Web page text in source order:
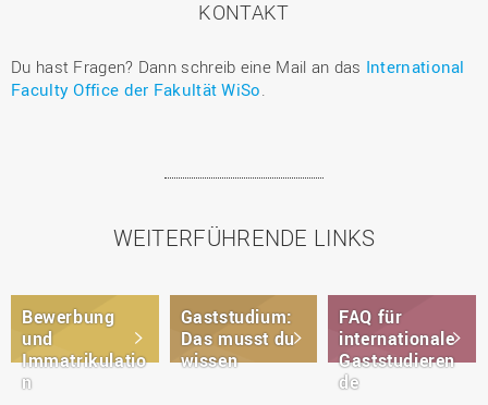
KONTAKT
Du hast Fragen? Dann schreib eine Mail an das International
Faculty Office der Fakultät WiSo
WEITERFÜHRENDE LINKS
Bewerbung
und
Immatrikulatio
n
Gaststudium:
Das musst du
wissen
FAQ für
internationale
Gaststudieren
de